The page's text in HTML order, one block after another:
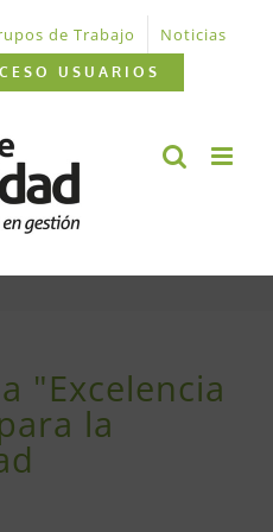
de Trabajo
Noticias
USUARIOS
"Excelencia
la